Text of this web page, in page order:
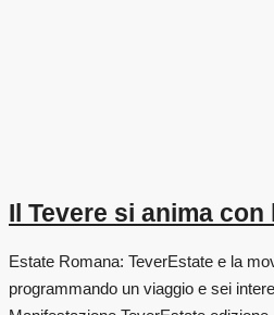
Il Tevere si anima
Estate Romana: TeverEstate e la
programmando un viaggio e sei